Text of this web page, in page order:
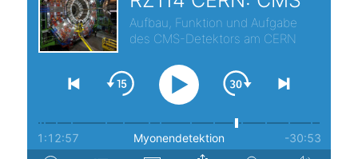
s
p
n
l
t
r